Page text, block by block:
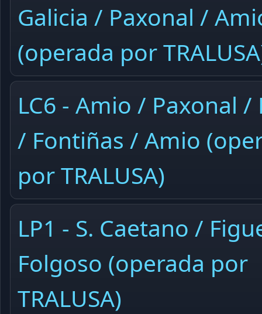
Galicia / Paxonal /
(operada por
LC6 - Amio / Paxonal
/ Fontiñas / Amio
por TRALUSA)
LP1 - S. Caetano /
Folgoso (operada por
TRALUSA)